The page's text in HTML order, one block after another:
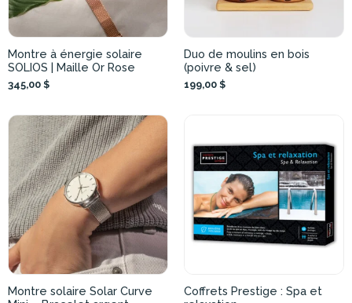
Montre à énergie solaire
SOLIOS | Maille Or Rose
345,00 $
Duo de moulins en bois
(poivre & sel)
199,00 $
Montre solaire Solar Curve
Coffrets Prestige : Spa et